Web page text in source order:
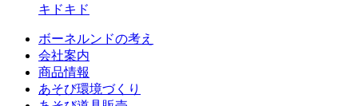
キドキド
ボーネルンドの考え
会社案内
商品情報
あそび環境づくり